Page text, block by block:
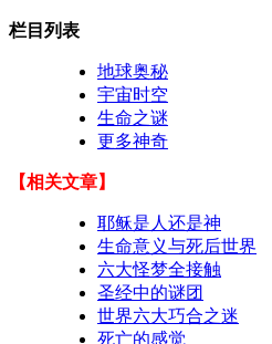
栏目列表
地球奥秘
宇宙时空
生命之谜
更多神奇
【相关文章】
耶稣是人还是神
生命意义与死后世界
六大怪梦全接触
圣经中的谜团
世界六大巧合之迷
死亡的感觉